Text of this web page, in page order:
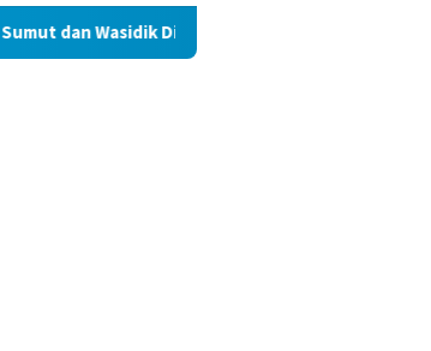
Ditreskrimum Diduga Permainkan Masyarakat